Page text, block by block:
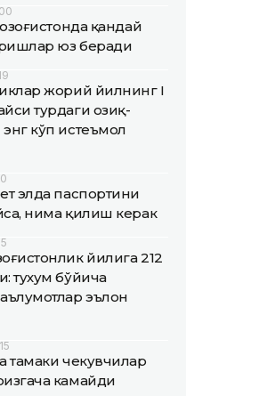
қандай
юз беради
жорий йилнинг I
турдаги озиқ-
кўп истеъмол
элда паспортини
нима қилиш керак
йилига 212
тухум бўйича
эълон
тамаки чекувчилар
камайди